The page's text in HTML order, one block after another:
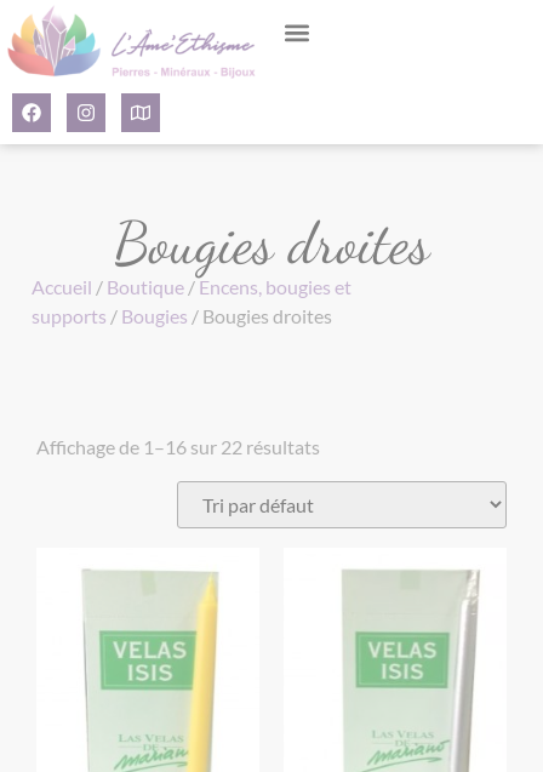
Bougies droites
Accueil / Boutique /Encens, bougies et
supports / Bougies / Bougies droites
Affichage de 1–16 sur 22 résultats
Panneau de gestion des cookies